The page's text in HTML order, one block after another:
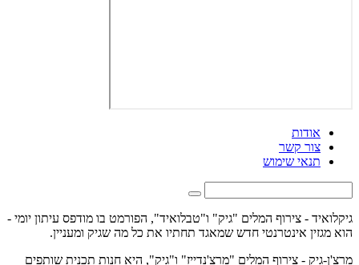
אודות
צור קשר
תנאי שימוש
גיקלואיד - צירוף המלים "גיק" ו"טבלואיד", הפורמט בו מודפס עיתון יומי -
הוא מגזין אינטרנטי חדש שמאגד תחתיו את כל מה שגיק ומעניין.
מרצ'ן-גיק - צירוף המלים "מרצ'נדייז" ו"גיק", היא חנות תכנית שותפים